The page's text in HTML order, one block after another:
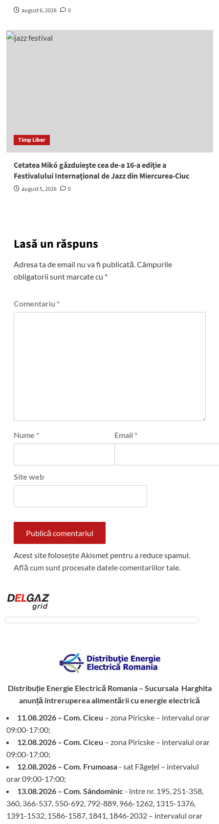
august 6, 2026 0
Timp Liber
Cetatea Mikó găzduieşte cea de-a 16-a ediţie a
Festivalului Internaţional de Jazz din Miercurea-Ciuc
august 5, 2026 0
Lasă un răspuns
Adresa ta de email nu va fi publicată.Câmpurile
obligatorii sunt marcate cu *
Comentariu *
Nume * Email *
Site web
Acest site folosește Akismet pentru a reduce spamul.
Află cum sunt procesate datele comentariilor tale.
Distribuție Energie Electrică Romania – Sucursala Harghita
anunță întreruperea alimentării cu energie electrică
11.08.2026 – Com. Ciceu – zona Piricske – intervalul orar
09:00-17:00;
12.08.2026 – Com. Ciceu – zona Piricske – intervalul orar
09:00-17:00;
12.08.2026 – Com. Frumoasa- sat Făgețel – intervalul
orar 09:00-17:00;
13.08.2026 – Com. Sândominic- între nr. 195, 251-358,
360, 366-537, 550-692, 792-889, 966-1262, 1315-1376,
1391-1532, 1586-1587, 1841, 1846-2032 – intervalul orar